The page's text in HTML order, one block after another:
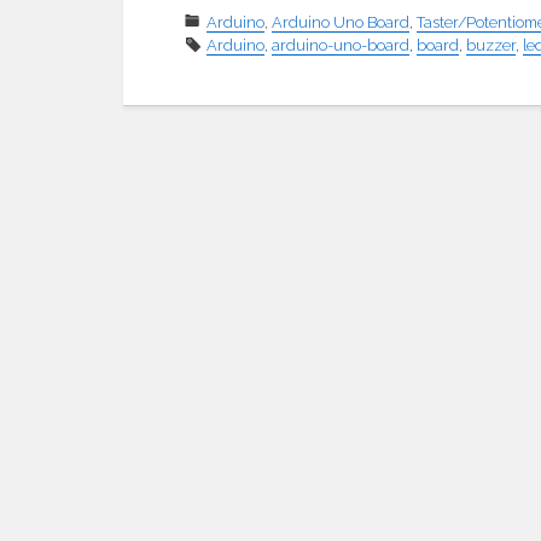
Arduino Arduino Uno Board ,Taster/
Arduino arduino-uno-board board buzzer, led